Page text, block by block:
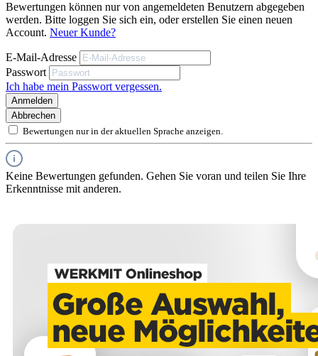
Bewertungen können nur von angemeldeten Benutzern abgegeben
werden. Bitte loggen Sie sich ein, oder erstellen Sie einen neuen
Account. Neuer Kunde?
E-Mail-Adresse
Passwort
Ich habe mein Passwort vergessen.
Anmelden
Abbrechen
Bewertungen nur in der aktuellen Sprache anzeigen.
Keine Bewertungen gefunden. Gehen Sie voran und teilen Sie Ihre
Erkenntnisse mit anderen.